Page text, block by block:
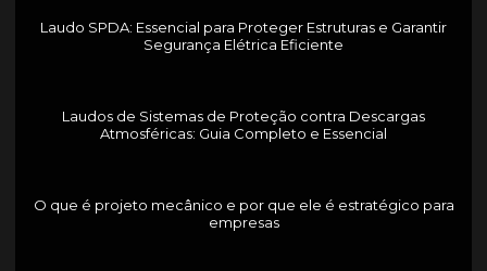
Laudo SPDA: Essencial para Proteger Estruturas e Garantir
Segurança Elétrica Eficiente
Laudos de Sistemas de Proteção contra Descargas
Atmosféricas: Guia Completo e Essencial
O que é projeto mecânico e por que ele é estratégico para
empresas